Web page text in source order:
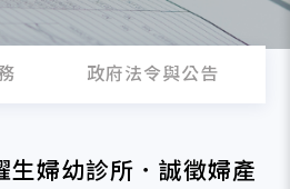
政府法令與公告
生婦幼診所．誠徵婦產